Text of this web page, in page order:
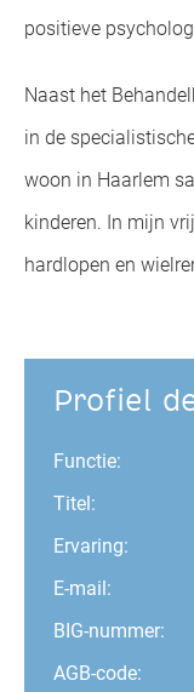
positieve
Naast het
in de
woon in Haarlem
kinderen. In mijn
hardlopen en
Profiel
Functie:
Titel:
Ervaring:
E-mail:
BIG-nummer:
AGB-code: